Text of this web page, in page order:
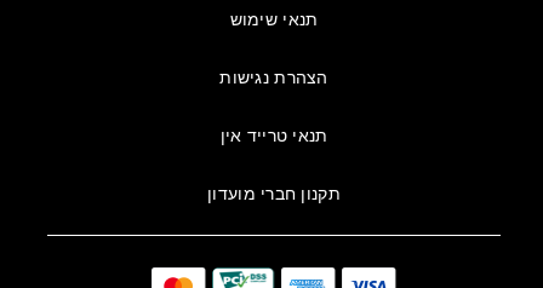
תנאי שימוש
הצהרת נגישות
תנאי טרייד אין
תקנון חברי מועדון